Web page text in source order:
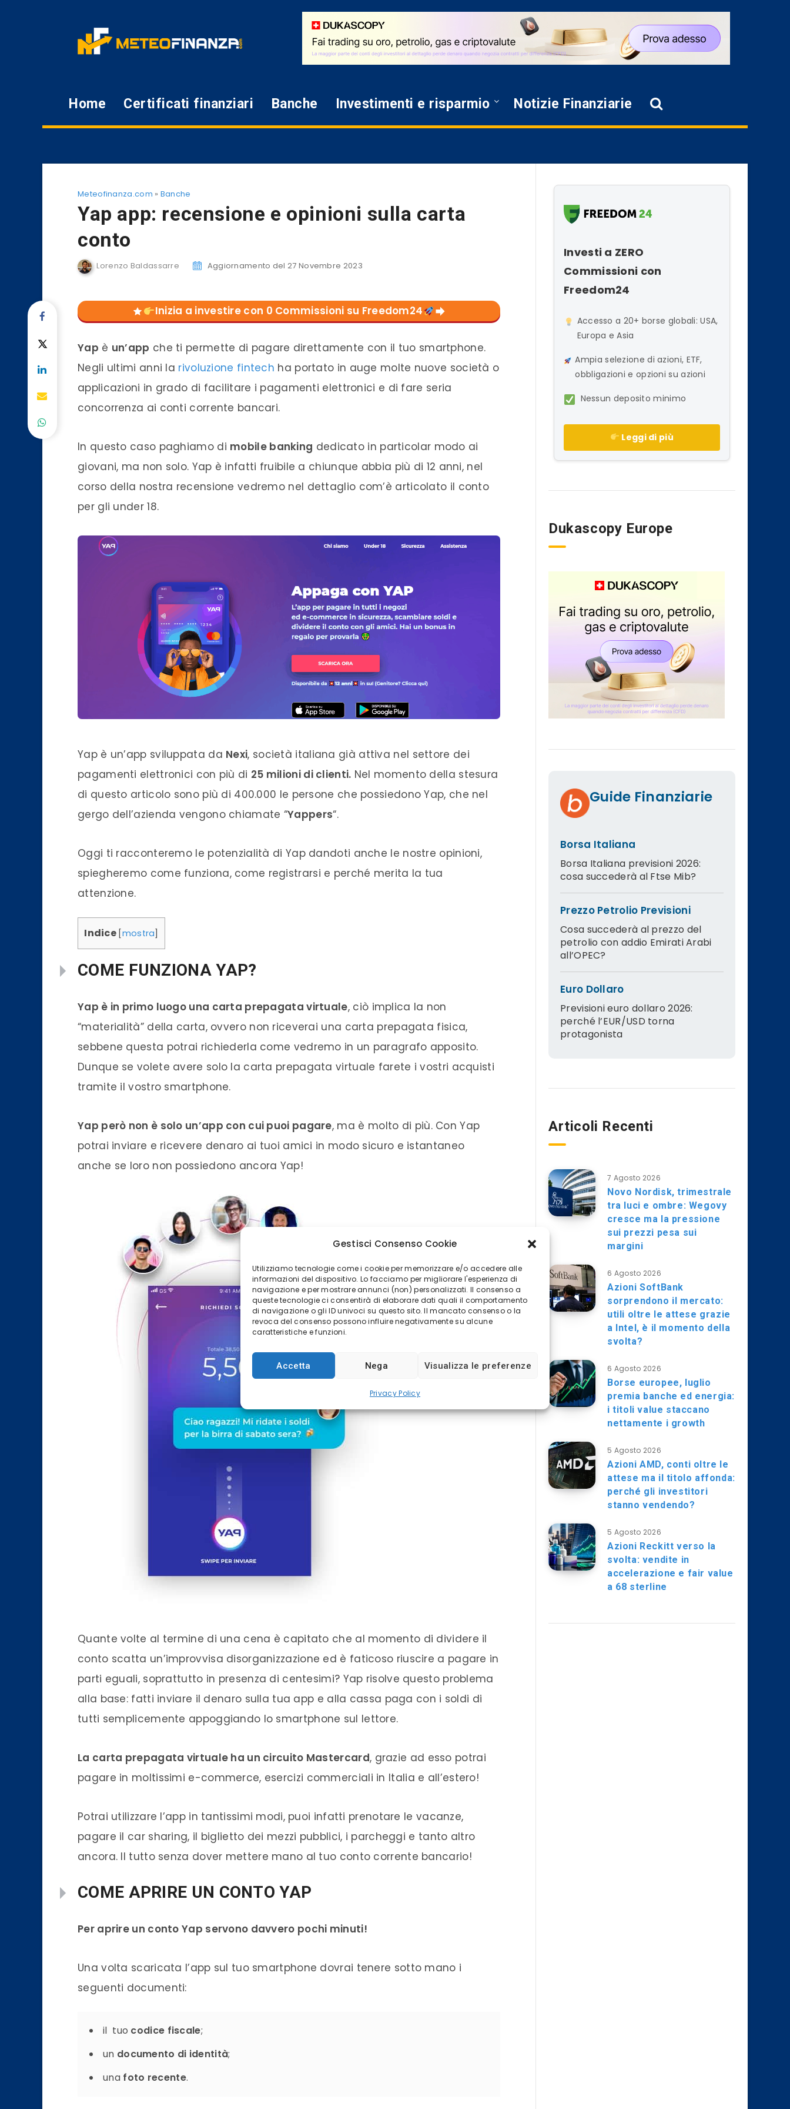
Gestisci Consenso Cookie
Utilizziamo tecnologie come i cookie per memorizzare e/o accedere alle
informazioni del dispositivo. Lo facciamo per migliorare l'esperienza di
navigazione e per mostrare annunci (non) personalizzati. Il consenso a
queste tecnologie ci consentirà di elaborare dati quali il comportamento
di navigazione o gli ID univoci su questo sito. Il mancato consenso o la
revoca del consenso possono influire negativamente su alcune
caratteristiche e funzioni.
Accetta Nega Visualizza le preferenze
Privacy Policy
Home Certificati finanziari Banche Investimenti e risparmio Notizie Finanziarie
Meteofinanza.com » Banche
Yap app: recensione e opinioni sulla carta
conto
Lorenzo Baldassarre Aggiornamento del 27 Novembre 2023
Inizia a investire con 0 Commissioni su Freedom24
Yap è un’app che ti permette di pagare direttamente con il tuo smartphone.
Negli ultimi anni la rivoluzione fintech ha portato in auge molte nuove società o
applicazioni in grado di facilitare i pagamenti elettronici e di fare seria
concorrenza ai conti corrente bancari.
In questo caso paghiamo di mobile banking dedicato in particolar modo ai
giovani, ma non solo. Yap è infatti fruibile a chiunque abbia più di 12 anni, nel
corso della nostra recensione vedremo nel dettaglio com’è articolato il conto
per gli under 18.
Yap è un’app sviluppata da Nexi, società italiana già attiva nel settore dei
pagamenti elettronici con più di 25 milioni di clienti. Nel momento della stesura
di questo articolo sono più di 400.000 le persone che possiedono Yap, che nel
gergo dell’azienda vengono chiamate “Yappers“.
Oggi ti racconteremo le potenzialità di Yap dandoti anche le nostre opinioni,
spiegheremo come funziona, come registrarsi e perché merita la tua
attenzione.
Indice [mostra
COME FUNZIONA YAP?
Yap è in primo luogo una carta prepagata virtuale, ciò implica la non
“materialità” della carta, ovvero non riceverai una carta prepagata fisica,
sebbene questa potrai richiederla come vedremo in un paragrafo apposito.
Dunque se volete avere solo la carta prepagata virtuale farete i vostri acquisti
tramite il vostro smartphone.
Yap però non è solo un’app con cui puoi pagare, ma è molto di più. Con Yap
potrai inviare e ricevere denaro ai tuoi amici in modo sicuro e istantaneo
anche se loro non possiedono ancora Yap!
Quante volte al termine di una cena è capitato che al momento di dividere il
conto scatta un’improvvisa disorganizzazione ed è faticoso riuscire a pagare in
parti eguali, soprattutto in presenza di centesimi? Yap risolve questo problema
alla base: fatti inviare il denaro sulla tua app e alla cassa paga con i soldi di
tutti semplicemente appoggiando lo smartphone sul lettore.
La carta prepagata virtuale ha un circuito Mastercard, grazie ad esso potrai
pagare in moltissimi e-commerce, esercizi commerciali in Italia e all’estero!
Potrai utilizzare l’app in tantissimi modi, puoi infatti prenotare le vacanze,
pagare il car sharing, il biglietto dei mezzi pubblici, i parcheggi e tanto altro
ancora. Il tutto senza dover mettere mano al tuo conto corrente bancario!
COME APRIRE UN CONTO YAP
Per aprire un conto Yap servono davvero pochi minuti!
Una volta scaricata l’app sul tuo smartphone dovrai tenere sotto mano i
seguenti documenti:
il tuo codice fiscale;
un documento di identità;
una foto recente.
Investi a ZERO
Commissioni con
Freedom24
Accesso a 20+ borse globali: USA,
Europa e Asia
Ampia selezione di azioni, ETF,
obbligazioni e opzioni su azioni
Nessun deposito minimo
Leggi di più
Dukascopy Europe
Guide Finanziarie
Borsa Italiana
Borsa Italiana previsioni 2026:
cosa succederà al Ftse Mib?
Prezzo Petrolio Previsioni
Cosa succederà al prezzo del
petrolio con addio Emirati Arabi
all’OPEC?
Euro Dollaro
Previsioni euro dollaro 2026:
perché l’EUR/USD torna
protagonista
Articoli Recenti
7 Agosto 2026
Novo Nordisk, trimestrale
tra luci e ombre: Wegovy
cresce ma la pressione
sui prezzi pesa sui
margini
6 Agosto 2026
Azioni SoftBank
sorprendono il mercato:
utili oltre le attese grazie
a Intel, è il momento della
svolta?
6 Agosto 2026
Borse europee, luglio
premia banche ed energia:
i titoli value staccano
nettamente i growth
5 Agosto 2026
Azioni AMD, conti oltre le
attese ma il titolo affonda:
perché gli investitori
stanno vendendo?
5 Agosto 2026
Azioni Reckitt verso la
svolta: vendite in
accelerazione e fair value
a 68 sterline